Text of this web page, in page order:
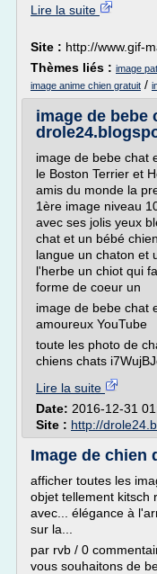
Lire la suite
Site : http://www.gif-
Thèmes liés : image
image anime chien gratuit /
image de bebe
image de bebe chat
le Boston Terrier et
amis du monde la
1ère image niveau
avec ses jolis yeux
chat et un bébé
langue un chaton et
l'herbe un chiot qui
forme de coeur un
image de bebe chat
amoureux YouTube
toute les photo de
chiens chats
Lire la suite
Date: 2016-12-31
Site : http://
Image de chien
afficher toutes les
objet tellement kitsch
avec... élégance à
sur la...
par rvb / 0
vous souhaitons de